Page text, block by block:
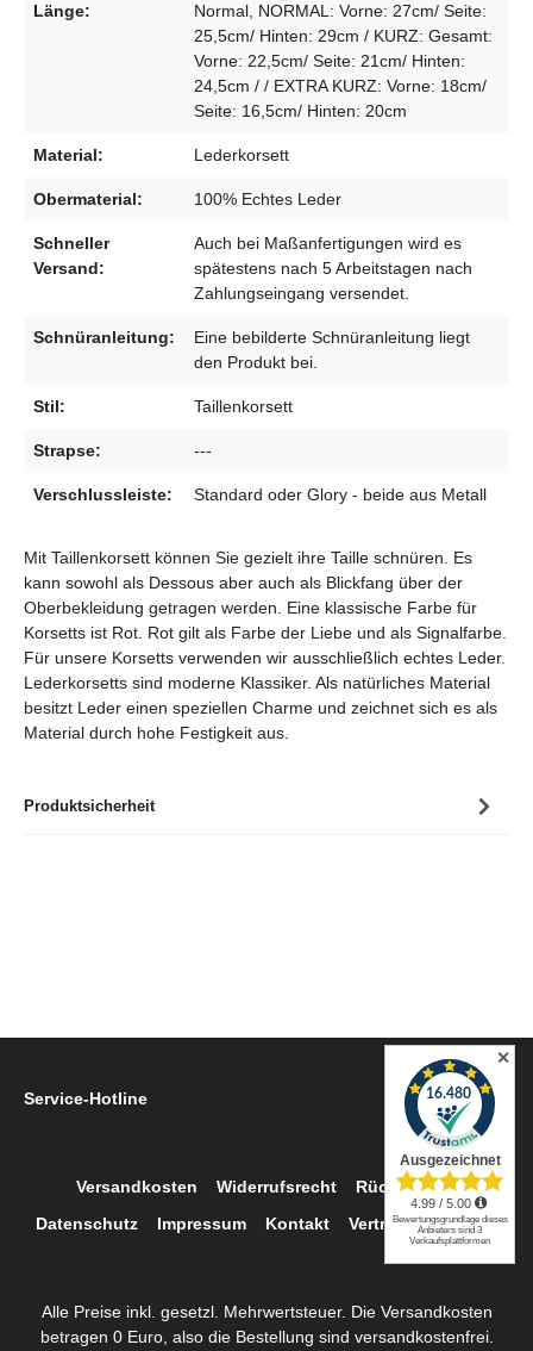
Produktsicherheit
Länge:
Normal, NORMAL: Vorne: 27cm/ Seite:
25,5cm/ Hinten: 29cm / KURZ: Gesamt:
Vorne: 22,5cm/ Seite: 21cm/ Hinten:
24,5cm / / EXTRA KURZ: Vorne: 18cm/
Seite: 16,5cm/ Hinten: 20cm
Material: Lederkorsett
Obermaterial: 100% Echtes Leder
Schneller
Versand:
Auch bei Maßanfertigungen wird es
spätestens nach 5 Arbeitstagen nach
Zahlungseingang versendet.
Schnüranleitung:
Eine bebilderte Schnüranleitung liegt
den Produkt bei.
Stil: Taillenkorsett
Strapse: ---
Verschlussleiste: Standard oder Glory - beide aus Metall
Mit Taillenkorsett können Sie gezielt ihre Taille schnüren. Es
kann sowohl als Dessous aber auch als Blickfang über der
Oberbekleidung getragen werden. Eine klassische Farbe für
Korsetts ist Rot. Rot gilt als Farbe der Liebe und als Signalfarbe.
Für unsere Korsetts verwenden wir ausschließlich echtes Leder.
Lederkorsetts sind moderne Klassiker. Als natürliches Material
besitzt Leder einen speziellen Charme und zeichnet sich es als
Material durch hohe Festigkeit aus.
Service-Hotline
Versandkosten Widerrufsrecht
Rückgabe
Datenschutz
Impressum Kontakt Vertrag widerrufen
Alle Preise inkl. gesetzl. Mehrwertsteuer. Die Versandkosten
betragen 0 Euro, also die Bestellung sind versandkostenfrei.
✕